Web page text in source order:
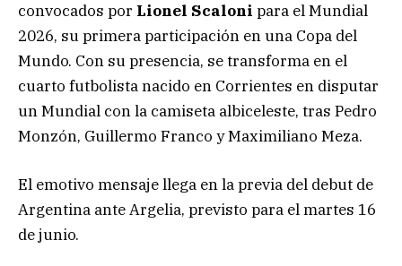
convocados por Lionel Scaloni para el Mundial
2026, su primera participación en una Copa del
Mundo. Con su presencia, se transforma en el
cuarto futbolista nacido en Corrientes en disputar
un Mundial con la camiseta albiceleste, tras Pedro
Monzón, Guillermo Franco y Maximiliano Meza.
El emotivo mensaje llega en la previa del debut de
Argentina ante Argelia, previsto para el martes 16
de junio.